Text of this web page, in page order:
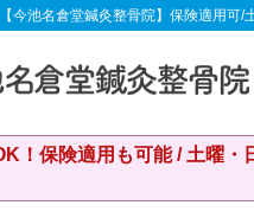
今池名倉堂鍼灸整骨院】保険適用可/
！保険適用も可能 / 土曜・